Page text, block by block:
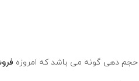
دهی گونه می باشد که امروزه